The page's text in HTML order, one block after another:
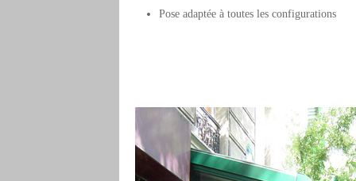
Pose adaptée à toutes les configurations